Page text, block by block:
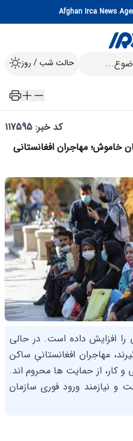
حالت شب / روز
کد خبر: 117595
مهاجران افغانستانی
افزایش داده است. در حالی
مهاجران افغانستانیِ ساکن
کار، از حمایت ها محروم اند.
نیازمند ورود فوری سازمان